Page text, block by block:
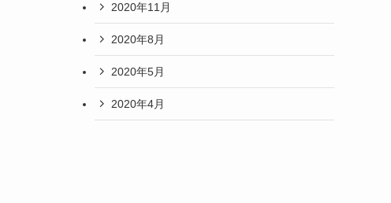
2020年11月
2020年8月
2020年5月
2020年4月